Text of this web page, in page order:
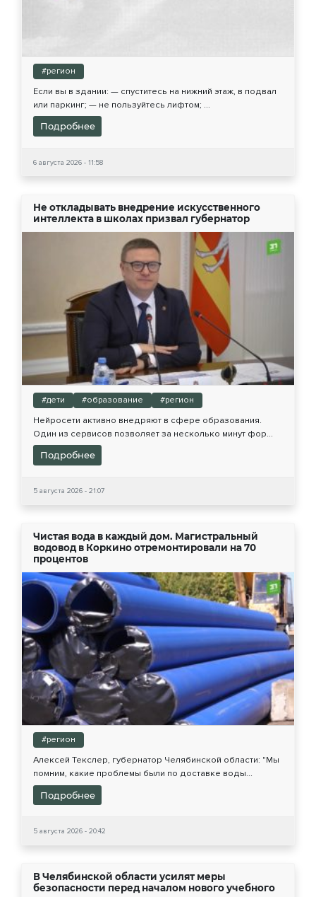
#регион
Если вы в здании: — спуститесь на нижний этаж, в подвал
или паркинг; — не пользуйтесь лифтом; ...
Подробнее
6 августа 2026 - 11:58
Не откладывать внедрение искусственного
интеллекта в школах призвал губернатор
#дети #образование #регион
Нейросети активно внедряют в сфере образования.
Один из сервисов позволяет за несколько минут фор...
Подробнее
5 августа 2026 - 21:07
Чистая вода в каждый дом. Магистральный
водовод в Коркино отремонтировали на 70
процентов
#регион
Алексей Текслер, губернатор Челябинской области: "Мы
помним, какие проблемы были по доставке воды...
Подробнее
5 августа 2026 - 20:42
В Челябинской области усилят меры
безопасности перед началом нового учебного